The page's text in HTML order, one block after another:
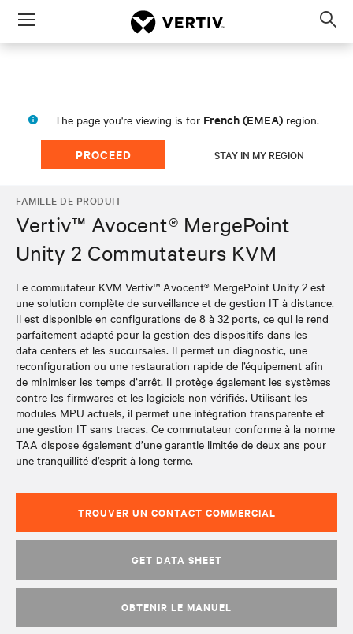
Menu
The page you're viewing is for French (EMEA) region.
PROCEED STAY IN MY REGION
FAMILLE DE PRODUIT
Vertiv™ Avocent® MergePoint
Unity 2 Commutateurs KVM
Le commutateur KVM Vertiv™ Avocent® MergePoint Unity 2 est
une solution complète de surveillance et de gestion IT à distance.
Il est disponible en configurations de 8 à 32 ports, ce qui le rend
parfaitement adapté pour la gestion des dispositifs dans les
data centers et les succursales. Il permet un diagnostic, une
reconfiguration ou une restauration rapide de l’équipement afin
de minimiser les temps d’arrêt. Il protège également les systèmes
contre les firmwares et les logiciels non vérifiés. Utilisant les
modules MPU actuels, il permet une intégration transparente et
une gestion IT sans tracas. Ce commutateur conforme à la norme
TAA dispose également d’une garantie limitée de deux ans pour
une tranquillité d’esprit à long terme.
TROUVER UN CONTACT COMMERCIAL
GET DATA SHEET
OBTENIR LE MANUEL